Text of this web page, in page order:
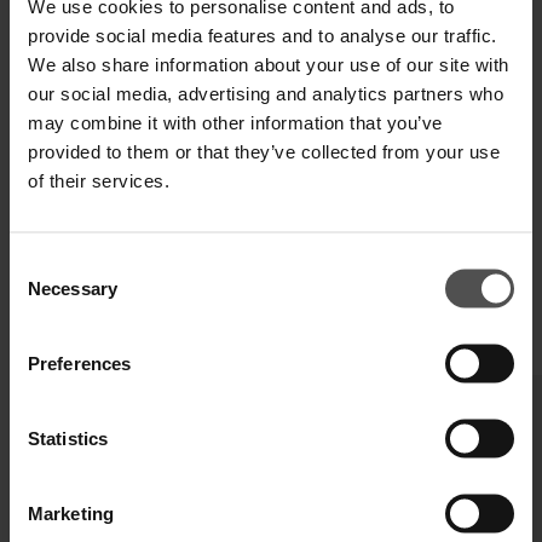
We use cookies to personalise content and ads, to
provide social media features and to analyse our traffic.
We also share information about your use of our site with
our social media, advertising and analytics partners who
may combine it with other information that you’ve
provided to them or that they’ve collected from your use
of their services.
Selection
Necessary
Preferences
Statistics
Marketing
SPEDIZIONE E RESO
SPECIFICHE TECNICHE